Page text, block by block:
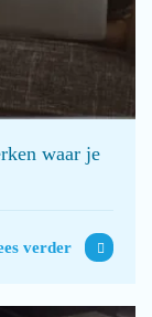
waar je
verder